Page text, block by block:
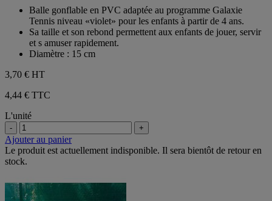
étoiles.
Balle gonflable en PVC adaptée au programme Galaxie
Tennis niveau «violet» pour les enfants à partir de 4 ans.
Sa taille et son rebond permettent aux enfants de jouer, servir
et s amuser rapidement.
Diamètre : 15 cm
3,70 € HT
4,44 € TTC
L'unité
- +
Ajouter au panier
Le produit est actuellement indisponible. Il sera bientôt de retour en
stock.